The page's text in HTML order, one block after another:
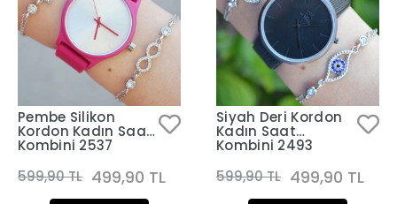
Pembe Silikon
Kordon Kadın Saat
Kombini 2537
599,90 TL 499,90 TL
Siyah Deri Kordon
Kadın Saat
Kombini 2493
599,90 TL 499,90 TL